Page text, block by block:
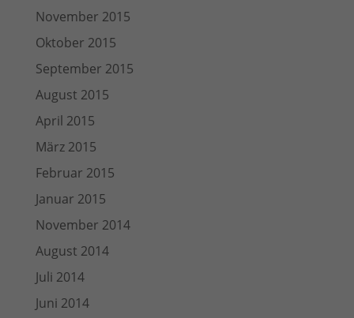
November 2015
Oktober 2015
September 2015
August 2015
April 2015
März 2015
Februar 2015
Januar 2015
November 2014
August 2014
Juli 2014
Juni 2014